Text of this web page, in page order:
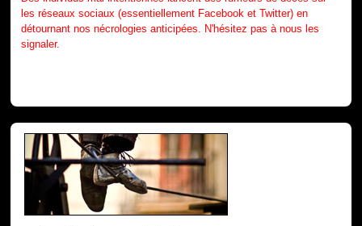
les réseaux sociaux (essentiellement Facebook et Twitter) en
détournant nos nécrologies anticipées. N'hésitez pas à nous les
signaler.